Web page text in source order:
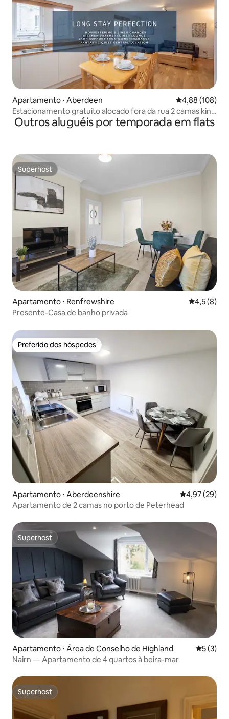
Apartamento ⋅ Aberdeen 4,88 de uma
4,88 (108)
Estacionamento gratuito alocado fora da rua 2 camas king
apart
Outros aluguéis por temporada em flats
Superhost
Superhost
Apartamento ⋅ Renfrewshire 4,5 de
4,5 (8)
Presente-Casa de banho privada
Preferido dos hóspedes
Preferido dos hóspedes
Apartamento ⋅ Aberdeenshire 4,97 de uma
4,97 (29)
Apartamento de 2 camas no porto de Peterhead
Superhost
Superhost
Apartamento ⋅ Área de Conselho de Highland 5 de
5 (3)
Nairn — Apartamento de 4 quartos à beira-mar
Superhost
Superhost